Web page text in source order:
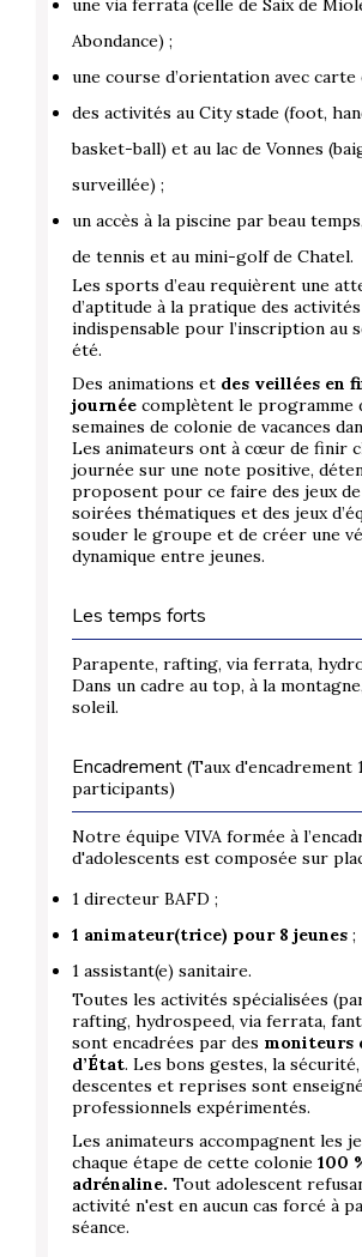
une via ferrata (celle de Saix de
Abondance) ;
une course d’orientation avec carte
des activités au City stade (foot,
basket-ball) et au lac de Vonnes
surveillée) ;
un accès à la piscine par beau
de tennis et au mini-golf de Chatel.
Les sports d’eau requièrent une
d’aptitude à la pratique des
indispensable pour l’inscription au
été.
Des animations et des veillées en
journée complètent le programme
semaines de colonie de vacances
Les animateurs ont à cœur de finir
journée sur une note positive,
proposent pour ce faire des jeux
soirées thématiques et des jeux
souder le groupe et de créer une
dynamique entre jeunes.
Les temps forts
Parapente, rafting, via ferrata,
Dans un cadre au top, à la
soleil.
Encadrement (Taux d'encadrement
participants)
Notre équipe VIVA formée à
d'adolescents est composée sur
1 directeur BAFD ;
1 animateur(trice) pour 8 jeunes ;
1 assistant(e) sanitaire.
Toutes les activités spécialisées
rafting, hydrospeed, via ferrata,
sont encadrées par des moniteurs
d’État. Les bons gestes, la
descentes et reprises sont
professionnels expérimentés.
Les animateurs accompagnent les
chaque étape de cette colonie 100
adrénaline. Tout adolescent
activité n'est en aucun cas forcé à
séance.